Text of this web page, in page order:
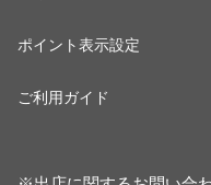
ポイント表示設定
ご利用ガイド